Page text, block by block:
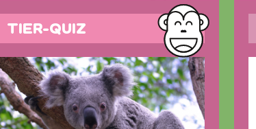
TIER-QUIZ